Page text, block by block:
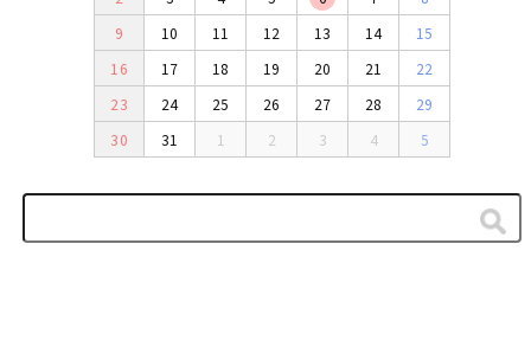
9
10 11 12 13 14
15
16
17 18 19 20 21
22
23
24 25 26 27 28
29
30
31 1 2 3 4 5